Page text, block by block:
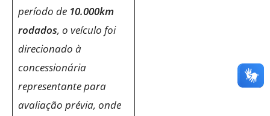
período de 10.000km
rodados, o veículo foi
direcionado à
concessionária
representante para
avaliação prévia, onde